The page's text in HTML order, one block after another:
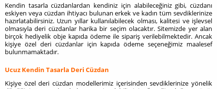
Kendin tasarla cüzdanlardan kendiniz için alabileceğiniz gibi, cüzdanı
eskiyen veya cüzdan ihtiyacı bulunan erkek ve kadın tüm sevdiklerinize
hazırlatabilirsiniz. Uzun yıllar kullanılabilecek olması, kalitesi ve işlevsel
olmasıyla deri cüzdanlar harika bir seçim olacaktır. Sitemizde yer alan
birçok hediyelik obje kapıda ödeme ile sipariş verilebilmektedir. Ancak
kişiye özel deri cüzdanlar için kapıda ödeme seçeneğimiz maalesef
bulunmamaktadır.
Ucuz Kendin Tasarla Deri Cüzdan
Kişiye özel deri cüzdan modellerimiz içerisinden sevdiklerinize yönelik